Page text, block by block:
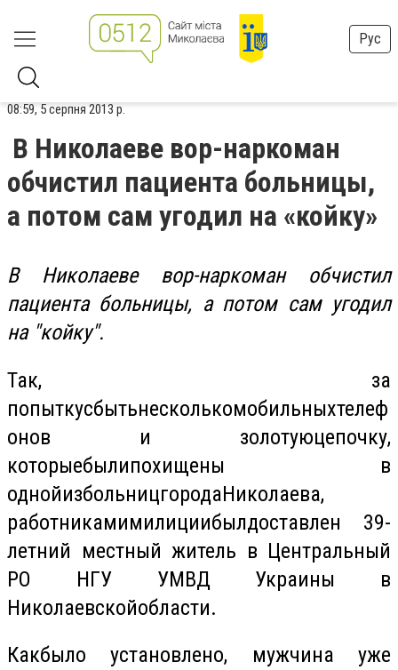
Рус
08:59, 5 серпня 2013 р.
В Николаеве вор-наркоман
обчистил пациента больницы,
а потом сам угодил на «койку»
В Николаеве вор-наркоман обчистил
пациента больницы, а потом сам угодил
на "койку".
Так, за
попыткусбытьнесколькомобильныхтелеф
онов и золотуюцепочку,
которыебылипохищены в
однойизбольницгородаНиколаева,
работникамимилициибылдоставлен 39-
летний местный житель в Центральный
РО НГУ УМВД Украины в
Николаевскойобласти.
Какбыло установлено, мужчина уже